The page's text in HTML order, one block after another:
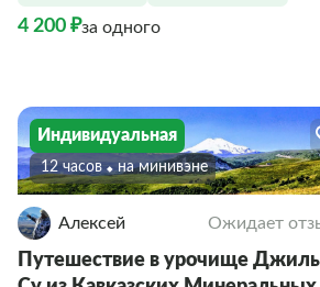
4 200 ₽за одного
Индивидуальная
12 часов На минивэне
Алексей Ожидает
Путешествие в урочище